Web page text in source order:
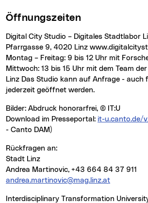
Öffnungszeiten
Digital City Studio – Digitales Stadtlabor
Pfarrgasse 9, 4020 Linz
Montag – Freitag: 9 bis 12 Uhr mit
Mittwoch: 13 bis 15 Uhr mit dem Team
Linz Das Studio kann auf Anfrage - auch
jederzeit geöffnet werden.
Bilder: Abdruck honorarfrei, © IT:U
Download im Presseportal: it-u.canto.de/
- Canto DAM)
Rückfragen an:
Stadt Linz
Andrea Martinovic, +43 664 84 37 911
andrea.martinovic@mag.linz.at